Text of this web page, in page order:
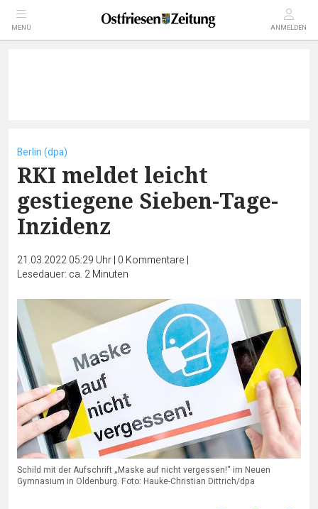
MENÜ ANMELDEN
Berlin (dpa)
RKI meldet leicht
gestiegene Sieben-Tage-
Inzidenz
21.03.2022 05:29 Uhr| 0 Kommentare |
Lesedauer: ca. 2 Minuten
Schild mit der Aufschrift „Maske auf nicht vergessen!“ im Neuen
Gymnasium in Oldenburg. Foto: Hauke-Christian Dittrich/dpa